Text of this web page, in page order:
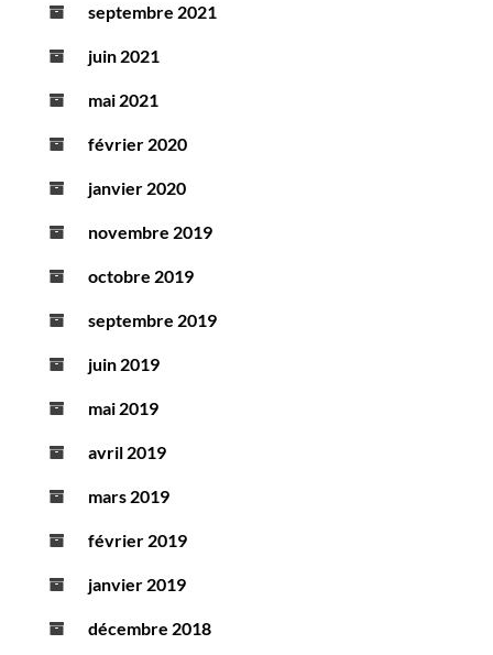
septembre 2021
juin 2021
mai 2021
février 2020
janvier 2020
novembre 2019
octobre 2019
septembre 2019
juin 2019
mai 2019
avril 2019
mars 2019
février 2019
janvier 2019
décembre 2018